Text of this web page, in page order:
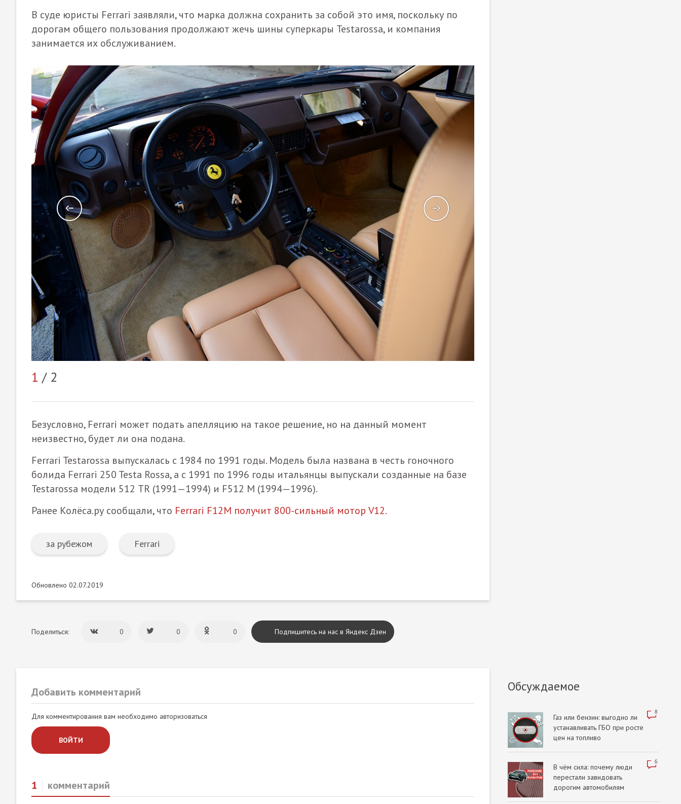
В суде юристы Ferrari заявляли, что марка должна сохранить за собой это имя, поскольку по
дорогам общего пользования продолжают жечь шины суперкары Testarossa, и компания
занимается их обслуживанием.
1 / 2
Безусловно, Ferrari может подать апелляцию на такое решение, но на данный момент
неизвестно, будет ли она подана.
Ferrari Testarossa выпускалась с 1984 по 1991 годы. Модель была названа в честь гоночного
болида Ferrari 250 Testa Rossa, а с 1991 по 1996 годы итальянцы выпускали созданные на базе
Testarossa модели 512 TR (1991—1994) и F512 M (1994—1996).
Ранее Колёса.ру сообщали, что Ferrari F12M получит 800-сильный мотор V12.
за рубежом Ferrari
Обновлено 02.07.2019
Поделиться: 0 0 0 Подпишитесь на нас в Яндекс Дзен
Добавить комментарий
Для комментирования вам необходимо авторизоваться
ВОЙТИ
1 комментарий
Обсуждаемое
8
Газ или бензин: выгодно ли
устанавливать ГБО при росте
цен на топливо
6
В чём сила: почему люди
перестали завидовать
дорогим автомобилям